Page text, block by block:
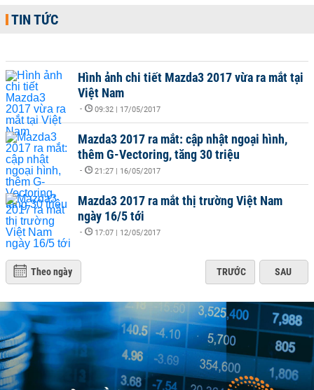
TIN TỨC
Hình ảnh chi tiết Mazda3 2017 vừa ra mắt tại
Việt Nam
- 09:32 | 17/05/2017
Mazda3 2017 ra mắt: cập nhật ngoại hình,
thêm G-Vectoring, tăng 30 triệu
- 21:27 | 16/05/2017
Mazda3 2017 ra mắt thị trường Việt Nam
ngày 16/5 tới
- 17:07 | 12/05/2017
Theo ngày TRƯỚC SAU